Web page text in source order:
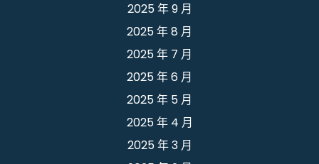
2025 年 9 月
2025 年 8 月
2025 年 7 月
2025 年 6 月
2025 年 5 月
2025 年 4 月
2025 年 3 月